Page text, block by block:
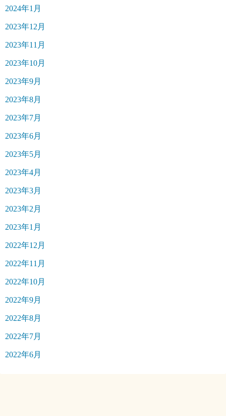
2024年1月
2023年12月
2023年11月
2023年10月
2023年9月
2023年8月
2023年7月
2023年6月
2023年5月
2023年4月
2023年3月
2023年2月
2023年1月
2022年12月
2022年11月
2022年10月
2022年9月
2022年8月
2022年7月
2022年6月